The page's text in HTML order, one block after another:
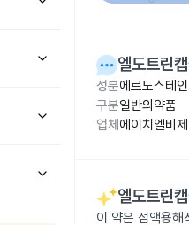
엘도트린
성분에르도스테
구분일반의약품
업체 에이치엘비
엘도트린
이 약은 점액용해